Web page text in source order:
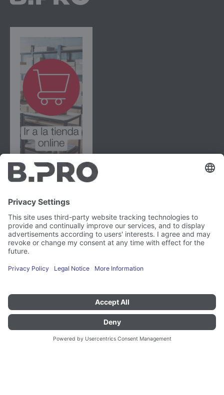
B.PRO GmbH
Flehinger Straße 59
75038 Oberderdingen
Aviso legal
Protección de datos
Informe de vulnerabilidad
Instagram
LinkedIn
YouTube